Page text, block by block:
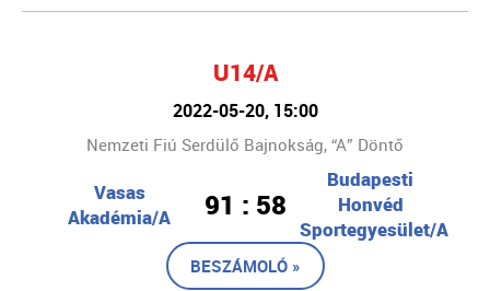
U14/A
2022-05-20, 15:00
Nemzeti Fiú Serdülő Bajnokság, “A” Döntő
Vasas
Akadémia/A
91 : 58
Budapesti
Honvéd
Sportegyesület/A
BESZÁMOLÓ »